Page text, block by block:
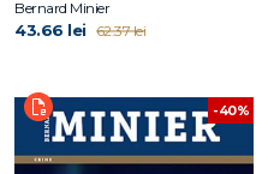
Bernard Minier
43.66 lei 62.37 lei
-40%